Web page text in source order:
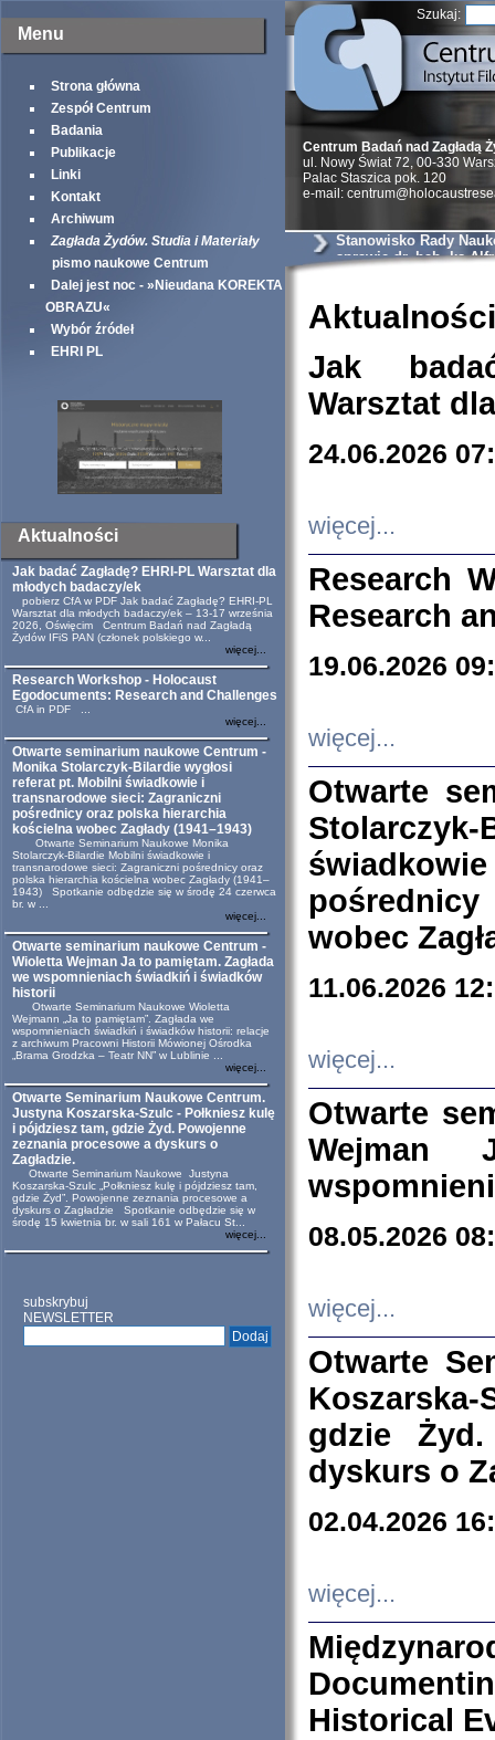
Menu
Strona główna
Zespół Centrum
Badania
Publikacje
Linki
Kontakt
Archiwum
Zagłada Żydów. Studia i Materiały
pismo naukowe Centrum
Dalej jest noc - »Nieudana KOREKTA
OBRAZU«
Wybór źródeł
EHRI PL
Aktualności
Jak badać Zagładę? EHRI-PL Warsztat dla
młodych badaczy/ek
pobierz CfA w PDF Jak badać Zagładę? EHRI-PL
Warsztat dla młodych badaczy/ek – 13-17 września
2026, Oświęcim Centrum Badań nad Zagładą
Żydów IFiS PAN (członek polskiego w...
więcej...
Research Workshop - Holocaust
Egodocuments: Research and Challenges
CfA in PDF ...
więcej...
Otwarte seminarium naukowe Centrum -
Monika Stolarczyk-Bilardie wygłosi
referat pt. Mobilni świadkowie i
transnarodowe sieci: Zagraniczni
pośrednicy oraz polska hierarchia
kościelna wobec Zagłady (1941–1943)
Otwarte Seminarium Naukowe Monika
Stolarczyk-Bilardie Mobilni świadkowie i
transnarodowe sieci: Zagraniczni pośrednicy oraz
polska hierarchia kościelna wobec Zagłady (1941–
1943) Spotkanie odbędzie się w środę 24 czerwca
br. w ...
więcej...
Otwarte seminarium naukowe Centrum -
Wioletta Wejman Ja to pamiętam. Zagłada
we wspomnieniach świadkiń i świadków
historii
Otwarte Seminarium Naukowe Wioletta
Wejmann „Ja to pamiętam”. Zagłada we
wspomnieniach świadkiń i świadków historii: relacje
z archiwum Pracowni Historii Mówionej Ośrodka
„Brama Grodzka – Teatr NN” w Lublinie ...
więcej...
Otwarte Seminarium Naukowe Centrum.
Justyna Koszarska-Szulc - Połkniesz kulę
i pójdziesz tam, gdzie Żyd. Powojenne
zeznania procesowe a dyskurs o
Zagładzie.
Otwarte Seminarium Naukowe Justyna
Koszarska-Szulc „Połkniesz kulę i pójdziesz tam,
gdzie Żyd”. Powojenne zeznania procesowe a
dyskurs o Zagładzie Spotkanie odbędzie się w
środę 15 kwietnia br. w sali 161 w Pałacu St...
więcej...
subskrybuj
NEWSLETTER
Szukaj:
Centrum Badań nad Zagładą
ul. Nowy Świat 72, 00-330
Palac Staszica pok. 120
e-mail:
Stanowisko Rady
sprawie dr. hab. ks
Aktualności
Jak
Warsztat
24.06.2026
więcej...
Research
Research
19.06.2026
więcej...
Otwarte
wobec
11.06.2026
więcej...
Otwarte
Wejman
08.05.2026
więcej...
Otwarte
Koszarska-
gdzie
dyskurs o
02.04.2026
więcej...
Historical